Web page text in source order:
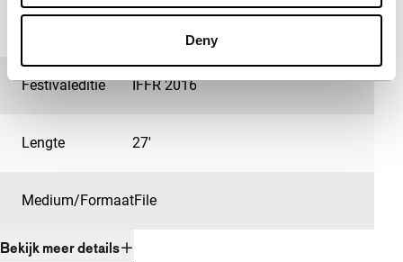
Deny
Festivaleditie IFFR 2016
Lengte 27'
Medium/FormaatFile
Bekijk meer details